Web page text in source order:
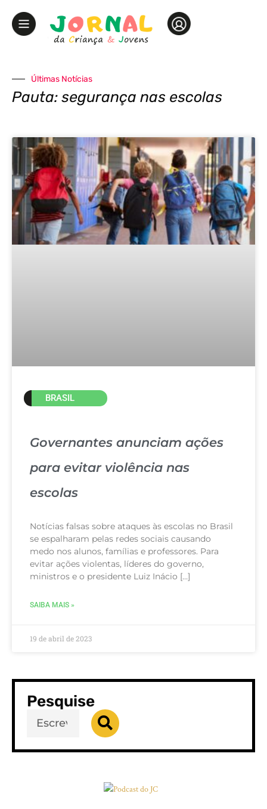
Últimas Notícias
Pauta: segurança nas escolas
BRASIL
Governantes anunciam ações
para evitar violência nas
escolas
Notícias falsas sobre ataques às escolas no Brasil
se espalharam pelas redes sociais causando
medo nos alunos, famílias e professores. Para
evitar ações violentas, líderes do governo,
ministros e o presidente Luiz Inácio […]
SAIBA MAIS »
19 de abril de 2023
Pesquise